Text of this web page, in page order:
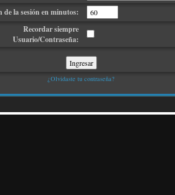
de la sesión en minutos:
Recordar siempre
Usuario/Contraseña:
¿Olvidaste tu contraseña?